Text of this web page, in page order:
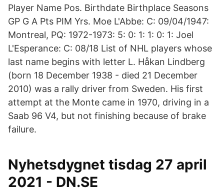
Player Name Pos. Birthdate Birthplace Seasons
GP G A Pts PIM Yrs. Moe L'Abbe: C: 09/04/1947:
Montreal, PQ: 1972-1973: 5: 0: 1: 1: 0: 1: Joel
L'Esperance: C: 08/18 List of NHL players whose
last name begins with letter L. Håkan Lindberg
(born 18 December 1938 - died 21 December
2010) was a rally driver from Sweden. His first
attempt at the Monte came in 1970, driving in a
Saab 96 V4, but not finishing because of brake
failure.
Nyhetsdygnet tisdag 27 april
2021 - DN.SE